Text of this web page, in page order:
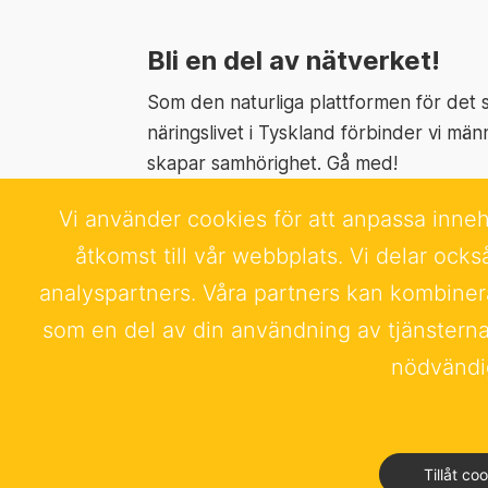
Bli en del av nätverket!
Som den naturliga plattformen för det
näringslivet i Tyskland förbinder vi
skapar samhörighet. Gå med!
Läs mer
Vi använder cookies för att anpassa
åtkomst till vår webbplats. Vi delar
analyspartners. Våra partners kan
som en del av din användning av
Tillåt